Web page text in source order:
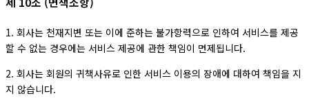
1. 회사는 천재지변 또는 이에 준하는 불가항력으로 인하여 서비스를 제공
할 수 없는 경우에는 서비스 제공에 관한 책임이 면제됩니다.
2. 회사는 회원의 귀책사유로 인한 서비스 이용의 장애에 대하여 책임을 지
지 않습니다.